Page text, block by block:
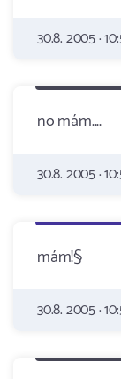
30.8. 2005 ·
no mám....
30.8. 2005 ·
mám!§
30.8. 2005 ·